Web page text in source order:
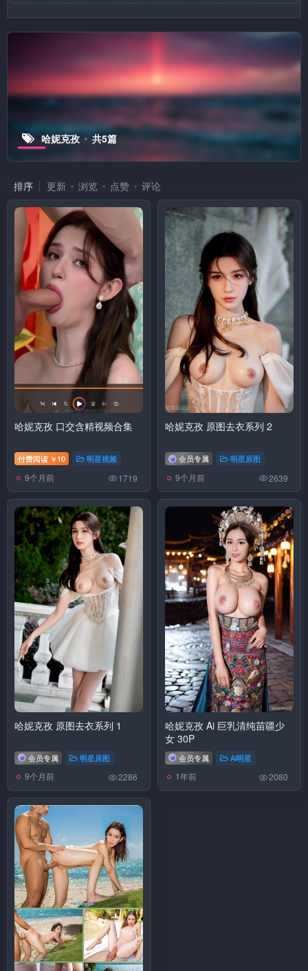
哈妮克孜 共5篇
排序 更新 浏览 点赞 评论
哈妮克孜 口交含精视频合集
付费阅读 ￥ 10 明星视频
9个月前 1719
哈妮克孜 原图去衣系列 2
会员专属 明星原图
9个月前 2639
哈妮克孜 原图去衣系列 1
会员专属 明星原图
9个月前 2286
哈妮克孜 Ai 巨乳清纯苗疆少
女 30P
会员专属 Ai明星
1年前 2080